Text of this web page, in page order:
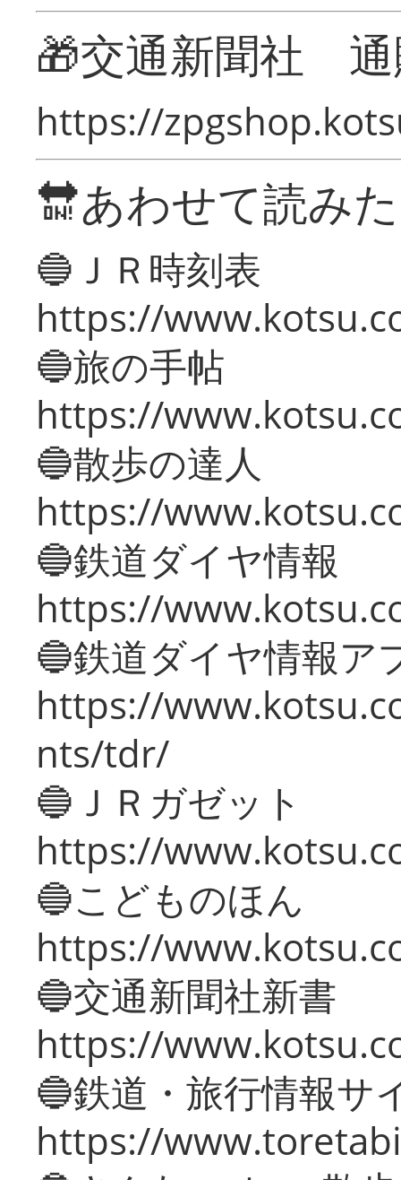
🎁交通新聞社
https://
🔛あわせて読み
🔵ＪＲ時刻表
https://
🔵旅の手帖
https://
🔵散歩の達人
https://
🔵鉄道ダイヤ情報
https://
🔵鉄道ダイヤ情報ア
https://
nts/tdr/
🔵ＪＲガゼット
https://
🔵こどものほん
https://
🔵交通新聞社新書
https://
🔵鉄道・旅行情報サ
https://